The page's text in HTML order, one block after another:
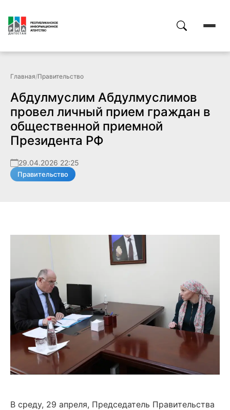
Главная/Правительство
Абдулмуслим Абдулмуслимов
провел личный прием граждан в
общественной приемной
Президента РФ
29.04.2026 22:25
Правительство
В среду, 29 апреля, Председатель Правительства